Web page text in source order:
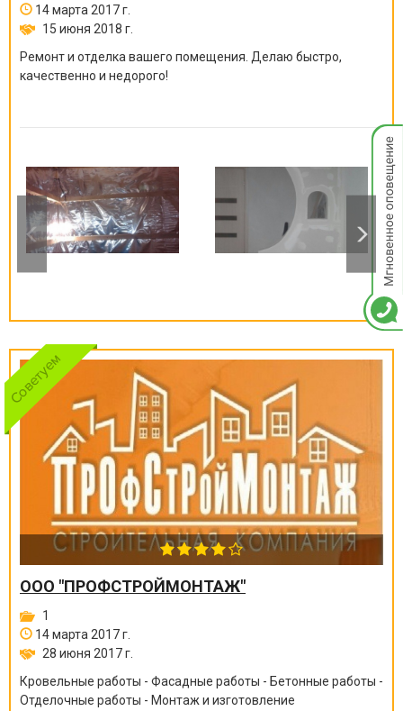
14 марта 2017 г.
15 июня 2018 г.
Ремонт и отделка вашего помещения. Делаю быстро,
качественно и недорого!
ООО "ПРОФСТРОЙМОНТАЖ"
1
14 марта 2017 г.
28 июня 2017 г.
Кровельные работы - Фасадные работы - Бетонные работы -
Отделочные работы - Монтаж и изготовление